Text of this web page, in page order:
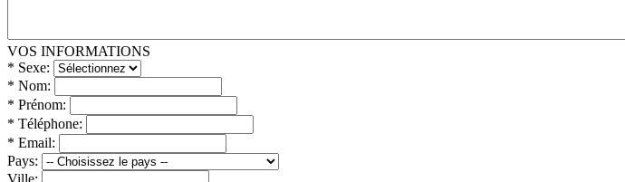
VOS INFORMATIONS
* Sexe:
* Nom:
* Prénom:
* Téléphone:
* Email:
Pays:
Ville: